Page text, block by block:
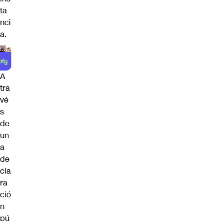
ta
nci
a.
A
tra
vé
s
de
un
a
de
cla
ra
ció
n
pú